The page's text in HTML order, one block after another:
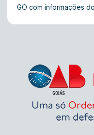
GO com informações